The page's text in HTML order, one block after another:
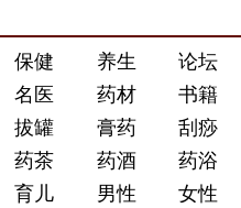
保健 养生
论坛
名医 药材
书籍
拔罐 膏药
刮痧
药茶 药酒
药浴
育儿 男性 女性